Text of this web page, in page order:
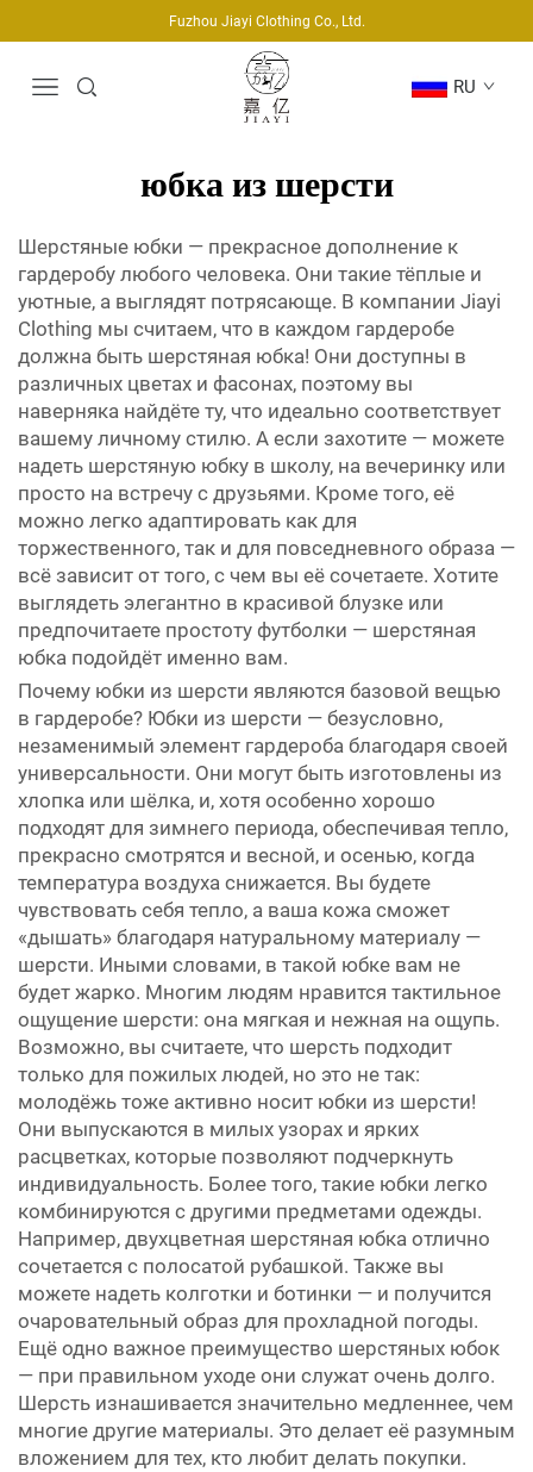
Fuzhou Jiayi Clothing Co., Ltd.
RU
юбка из шерсти
Шерстяные юбки — прекрасное дополнение к
гардеробу любого человека. Они такие тёплые и
уютные, а выглядят потрясающе. В компании Jiayi
Clothing мы считаем, что в каждом гардеробе
должна быть шерстяная юбка! Они доступны в
различных цветах и фасонах, поэтому вы
наверняка найдёте ту, что идеально соответствует
вашему личному стилю. А если захотите — можете
надеть шерстяную юбку в школу, на вечеринку или
просто на встречу с друзьями. Кроме того, её
можно легко адаптировать как для
торжественного, так и для повседневного образа —
всё зависит от того, с чем вы её сочетаете. Хотите
выглядеть элегантно в красивой блузке или
предпочитаете простоту футболки — шерстяная
юбка подойдёт именно вам.
Почему юбки из шерсти являются базовой вещью
в гардеробе? Юбки из шерсти — безусловно,
незаменимый элемент гардероба благодаря своей
универсальности. Они могут быть изготовлены из
хлопка или шёлка, и, хотя особенно хорошо
подходят для зимнего периода, обеспечивая тепло,
прекрасно смотрятся и весной, и осенью, когда
температура воздуха снижается. Вы будете
чувствовать себя тепло, а ваша кожа сможет
«дышать» благодаря натуральному материалу —
шерсти. Иными словами, в такой юбке вам не
будет жарко. Многим людям нравится тактильное
ощущение шерсти: она мягкая и нежная на ощупь.
Возможно, вы считаете, что шерсть подходит
только для пожилых людей, но это не так:
молодёжь тоже активно носит юбки из шерсти!
Они выпускаются в милых узорах и ярких
расцветках, которые позволяют подчеркнуть
индивидуальность. Более того, такие юбки легко
комбинируются с другими предметами одежды.
Например, двухцветная шерстяная юбка отлично
сочетается с полосатой рубашкой. Также вы
можете надеть колготки и ботинки — и получится
очаровательный образ для прохладной погоды.
Ещё одно важное преимущество шерстяных юбок
— при правильном уходе они служат очень долго.
Шерсть изнашивается значительно медленнее, чем
многие другие материалы. Это делает её разумным
вложением для тех, кто любит делать покупки.